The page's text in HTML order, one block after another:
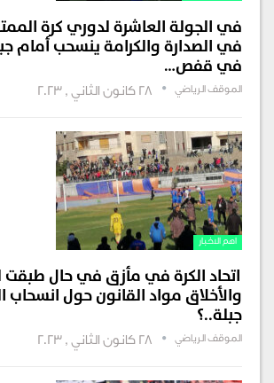
في الجولة العاشرة لدوري كرة
في الصدارة والكرامة ينسحب أمام
في قفص…
الموقف الرياضي 28 كانون الثاني , 2023
اهم الاخبار
اتحاد الكرة في مأزق في حال طبقت
والأخلاق مواد القانون حول انسحاب
جبلة..؟
الموقف الرياضي 28 كانون الثاني , 2023